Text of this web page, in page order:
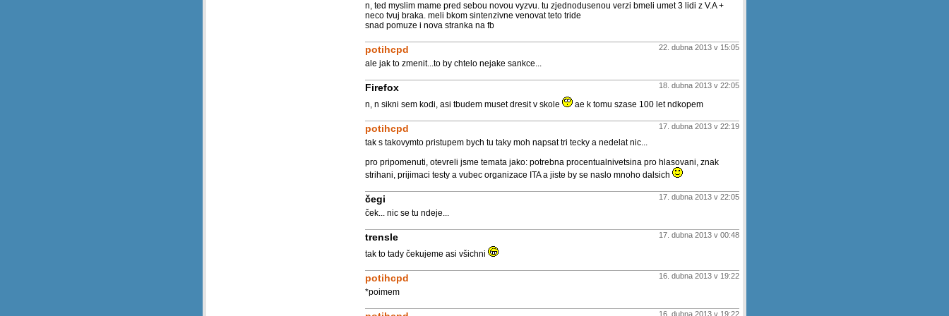
n, ted myslim mame pred sebou novou vyzvu. tu zjednodusenou verzi bmeli umet 3 lidi z V.A +
neco tvuj braka. meli bkom sintenzivne venovat teto tride
snad pomuze i nova stranka na fb
22. dubna 2013 v 15:05
potihcpd
ale jak to zmenit...to by chtelo nejake sankce...
18. dubna 2013 v 22:05
Firefox
n, n sikni sem kodi, asi tbudem muset dresit v skole ae k tomu szase 100 let ndkopem
17. dubna 2013 v 22:19
potihcpd
tak s takovymto pristupem bych tu taky moh napsat tri tecky a nedelat nic...
pro pripomenuti, otevreli jsme temata jako: potrebna procentualnivetsina pro hlasovani, znak
strihani, prijimaci testy a vubec organizace ITA a jiste by se naslo mnoho dalsich
17. dubna 2013 v 22:05
čegi
ček... nic se tu ndeje...
17. dubna 2013 v 00:48
trensle
tak to tady čekujeme asi všichni
16. dubna 2013 v 19:22
potihcpd
*poimem
16. dubna 2013 v 19:22